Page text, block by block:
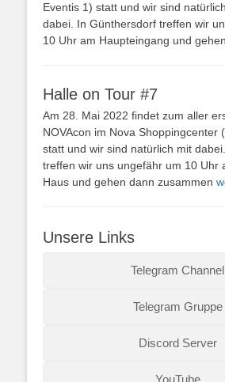
Eventis 1) statt und wir sind
dabei. In Günthersdorf treffen wir
10 Uhr am Haupteingang und gehen
Halle on Tour #7
Am 28. Mai 2022 findet zum aller
NOVAcon im Nova Shoppingcenter
statt und wir sind natürlich mit
treffen wir uns ungefähr um 10 Uhr
Haus und gehen dann zusammen
Unsere Links
Telegram Channel
Telegram Gruppe
Discord Server
YouTube